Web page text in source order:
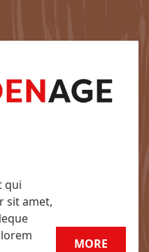
qui
sit amet,
MORE